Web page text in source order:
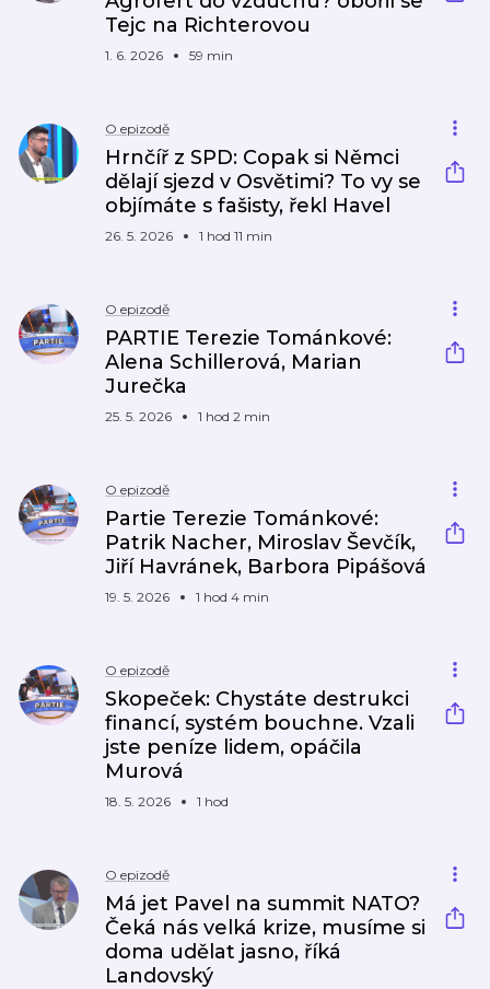
Tejc na Richterovou
1. 6. 2026 59 min
O epizodě
Hrnčíř z SPD: Copak si Němci
dělají sjezd v Osvětimi? To vy se
objímáte s fašisty, řekl Havel
26. 5. 2026 1 hod 11 min
O epizodě
PARTIE Terezie Tománkové:
Alena Schillerová, Marian
Jurečka
25. 5. 2026 1 hod 2 min
O epizodě
Partie Terezie Tománkové:
Patrik Nacher, Miroslav Ševčík,
Jiří Havránek, Barbora Pipášová
19. 5. 2026 1 hod 4 min
O epizodě
Skopeček: Chystáte destrukci
financí, systém bouchne. Vzali
jste peníze lidem, opáčila
Murová
18. 5. 2026 1 hod
O epizodě
Má jet Pavel na summit NATO?
Čeká nás velká krize, musíme si
doma udělat jasno, říká
Landovský